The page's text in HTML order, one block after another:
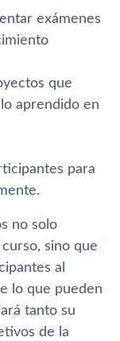
exámenes
que
aprendido en
para
no solo
sino que
al
lo que pueden
tanto su
de la